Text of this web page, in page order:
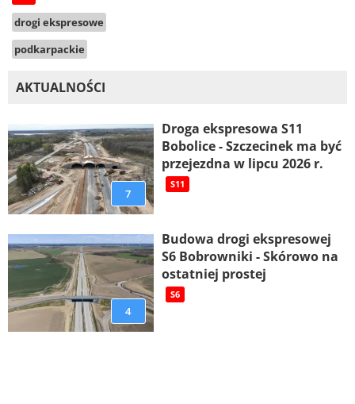
drogi ekspresowe
podkarpackie
AKTUALNOŚCI
7
Droga ekspresowa S11
Bobolice - Szczecinek ma być
przejezdna w lipcu 2026 r.
S11
4
Budowa drogi ekspresowej
S6 Bobrowniki - Skórowo na
ostatniej prostej
S6